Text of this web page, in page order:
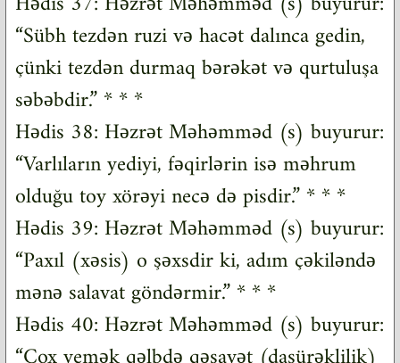
“Sübh tezdən ruzi və hacət dalınca gedin,
çünki tezdən durmaq bərəkət və qurtuluşa
səbəbdir.” * * *
Hədis 38: Həzrət Məhəmməd (s) buyurur:
“Varlıların yediyi, fəqirlərin isə məhrum
olduğu toy xörəyi necə də pisdir.” * * *
Hədis 39: Həzrət Məhəmməd (s) buyurur:
“Paxıl (xəsis) o şəxsdir ki, adım çəkiləndə
mənə salavat göndərmir.” * * *
Hədis 40: Həzrət Məhəmməd (s) buyurur: